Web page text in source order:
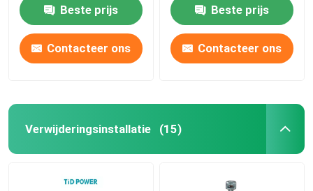
Beste prijs
Contacteer ons
Beste prijs
Contacteer ons
Verwijderingsinstallatie (15)